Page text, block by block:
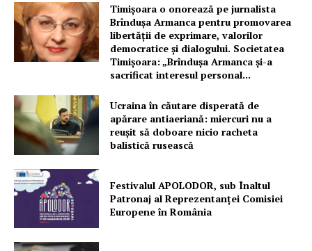
Timișoara o onorează pe jurnalista
Brîndușa Armanca pentru promovarea
libertății de exprimare, valorilor
democratice și dialogului. Societatea
Timișoara: „Brîndușa Armanca și-a
sacrificat interesul personal...
Ucraina în căutare disperată de
apărare antiaeriană: miercuri nu a
reușit să doboare nicio racheta
balistică rusească
Festivalul APOLODOR, sub Înaltul
Patronaj al Reprezentanței Comisiei
Europene în România